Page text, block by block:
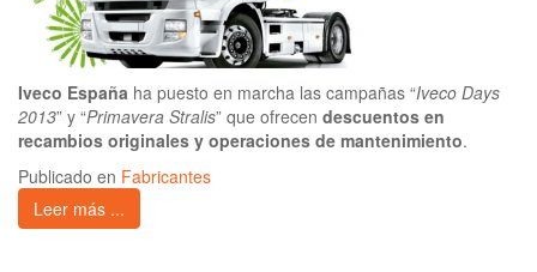
Iveco España ha puesto en marcha las campañas “Iveco Days
2013” y “Primavera Stralis” que ofrecen descuentos en
recambios originales y operaciones de mantenimiento.
Publicado en Fabricantes
Leer más ...